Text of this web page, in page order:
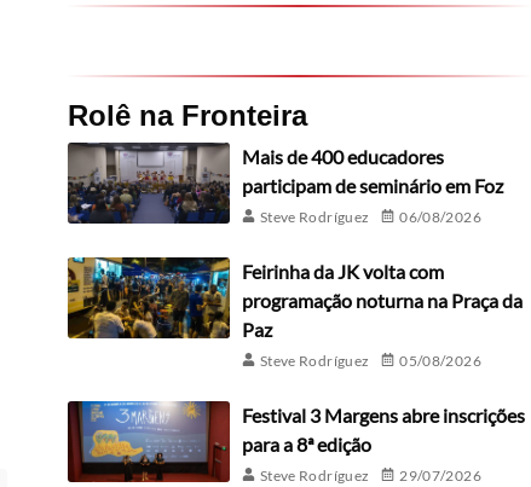
Rolê na Fronteira
Mais de 400 educadores
participam de seminário em Foz
Steve Rodríguez 06/08/2026
Feirinha da JK volta com
programação noturna na Praça da
Paz
Steve Rodríguez 05/08/2026
Festival 3 Margens abre inscrições
para a 8ª edição
Steve Rodríguez 29/07/2026